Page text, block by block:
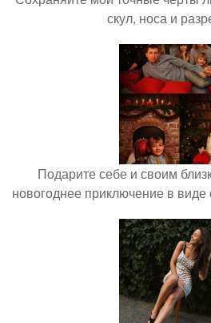
скул, носа и
Подарите себе и своим
новогоднее приключение в виде